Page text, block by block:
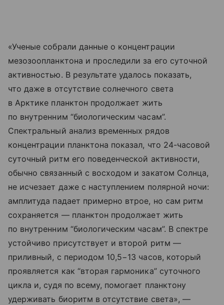
«Ученые собрали данные о концентрации
мезозоопланктона и проследили за его суточной
активностью. В результате удалось показать,
что даже в отсутствие солнечного света
в Арктике планктон продолжает жить
по внутренним “биологическим часам”.
Спектральный анализ временных рядов
концентрации планктона показал, что 24-часовой
суточный ритм его поведенческой активности,
обычно связанный с восходом и закатом Солнца,
не исчезает даже с наступлением полярной ночи:
амплитуда падает примерно втрое, но сам ритм
сохраняется — планктон продолжает жить
по внутренним “биологическим часам”. В спектре
устойчиво присутствует и второй ритм —
приливный, с периодом 10,5−13 часов, который
проявляется как “вторая гармоника” суточного
цикла и, судя по всему, помогает планктону
удерживать биоритм в отсутствие света», —